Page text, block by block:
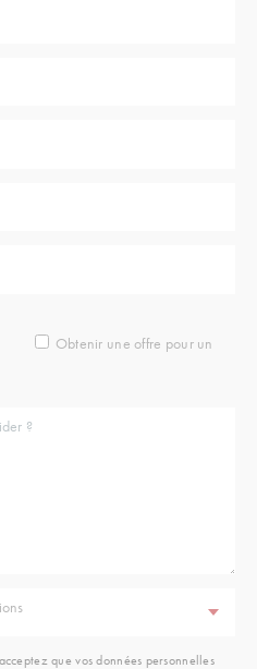
Obtenir une offre pour un
que vos données personnelles